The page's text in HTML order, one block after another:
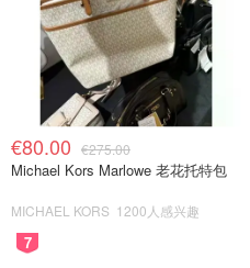
€80.00 €275.00
Michael Kors Marlowe 老花托特包
MICHAEL KORS 1200人感兴趣
7